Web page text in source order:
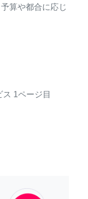
算や都合に応じ
ス 1ページ目